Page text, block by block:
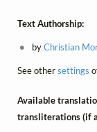
Text Authorship:
byChristian
See othersettings
Available
transliterations (if